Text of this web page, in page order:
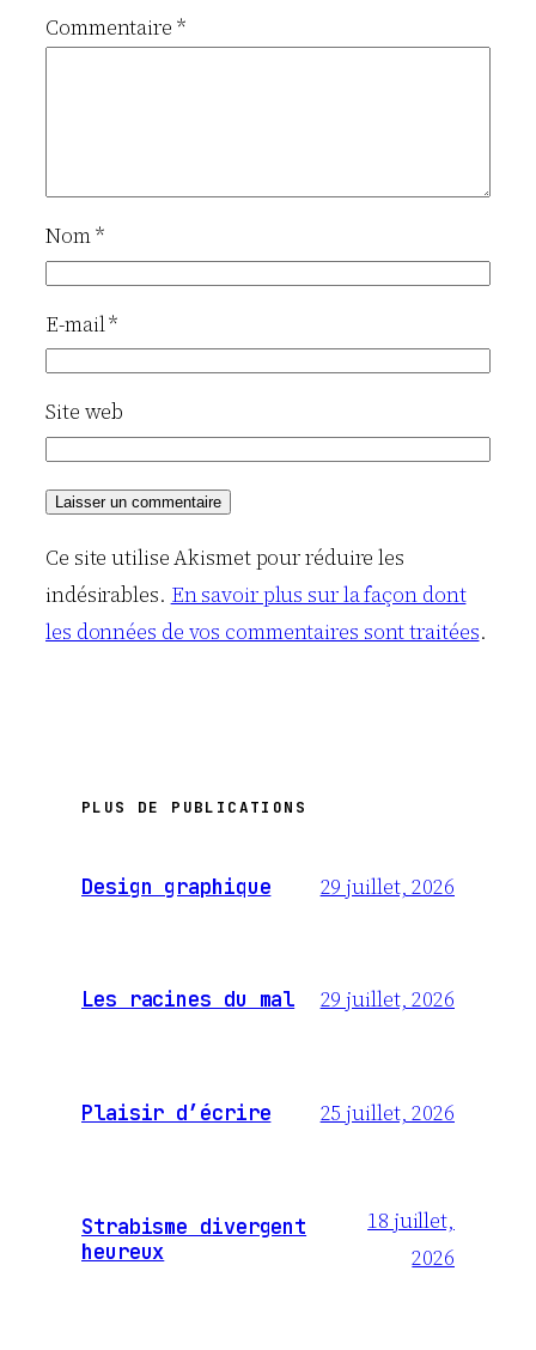
Commentaire *
Nom*
E-mail*
Site web
Ce site utilise Akismet pour réduire les
indésirables. En savoir plus sur la façon dont
les données de vos commentaires sont traitées.
PLUS DE PUBLICATIONS
Design graphique 29 juillet, 2026
Les racines du mal 29 juillet, 2026
Plaisir d’écrire 25 juillet, 2026
Strabisme divergent
heureux
18 juillet,
2026